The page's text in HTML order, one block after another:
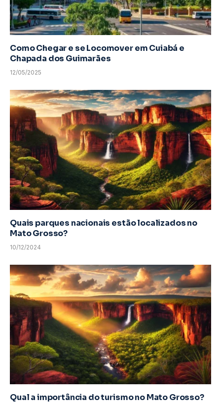
Como Chegar e se Locomover em Cuiabá e
Chapada dos Guimarães
12/05/2025
Quais parques nacionais estão localizados no
Mato Grosso?
10/12/2024
Qual a importância do turismo no Mato Grosso?